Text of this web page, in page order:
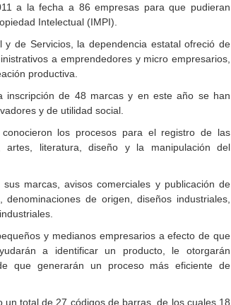
a la fecha a 86 empresas para que pudieran
Intelectual (IMPI).
de Servicios, la dependencia estatal ofreció de
a emprendedores y micro empresarios,
productiva.
inscripción de 48 marcas y en este año se han
y de utilidad social.
los procesos para el registro de las
literatura, diseño y la manipulación del
marcas, avisos comerciales y publicación de
de origen, diseños industriales,
y medianos empresarios a efecto de que
a identificar un producto, le otorgarán
que generarán un proceso más eficiente de
total de 27 códigos de barras, de los cuales 18